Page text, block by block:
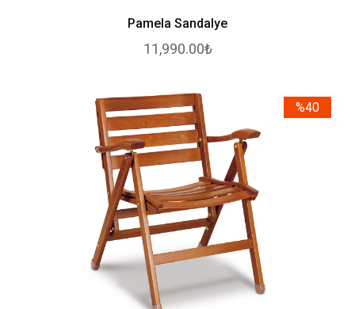
Pamela Sandalye
11,990.00₺
%40